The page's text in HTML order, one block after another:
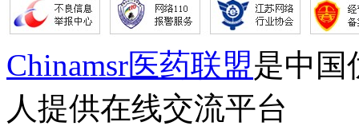
Chinamsr医药联盟是中国
人提供在线交流平台